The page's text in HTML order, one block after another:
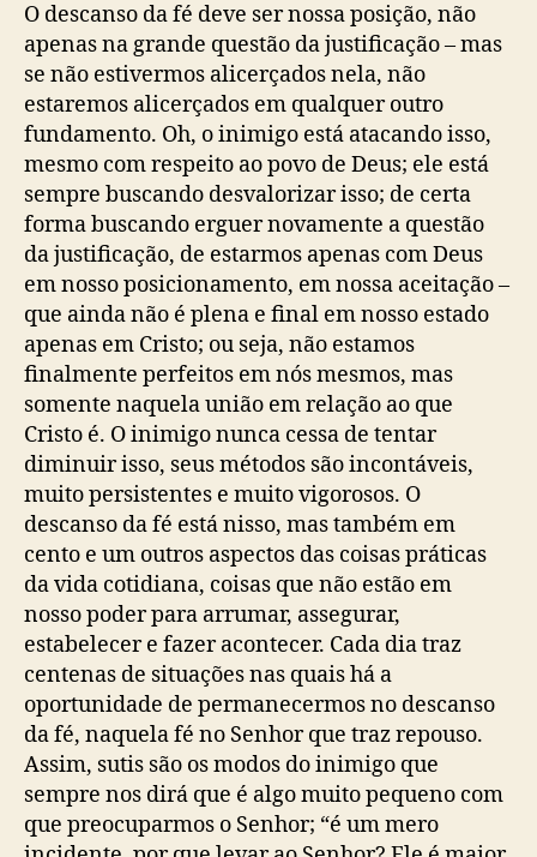
O descanso da fé deve ser nossa posição, não
apenas na grande questão da justificação – mas
se não estivermos alicerçados nela, não
estaremos alicerçados em qualquer outro
fundamento. Oh, o inimigo está atacando isso,
mesmo com respeito ao povo de Deus; ele está
sempre buscando desvalorizar isso; de certa
forma buscando erguer novamente a questão
da justificação, de estarmos apenas com Deus
em nosso posicionamento, em nossa aceitação –
que ainda não é plena e final em nosso estado
apenas em Cristo; ou seja, não estamos
finalmente perfeitos em nós mesmos, mas
somente naquela união em relação ao que
Cristo é. O inimigo nunca cessa de tentar
diminuir isso, seus métodos são incontáveis,
muito persistentes e muito vigorosos. O
descanso da fé está nisso, mas também em
cento e um outros aspectos das coisas práticas
da vida cotidiana, coisas que não estão em
nosso poder para arrumar, assegurar,
estabelecer e fazer acontecer. Cada dia traz
centenas de situações nas quais há a
oportunidade de permanecermos no descanso
da fé, naquela fé no Senhor que traz repouso.
Assim, sutis são os modos do inimigo que
sempre nos dirá que é algo muito pequeno com
que preocuparmos o Senhor; “é um mero